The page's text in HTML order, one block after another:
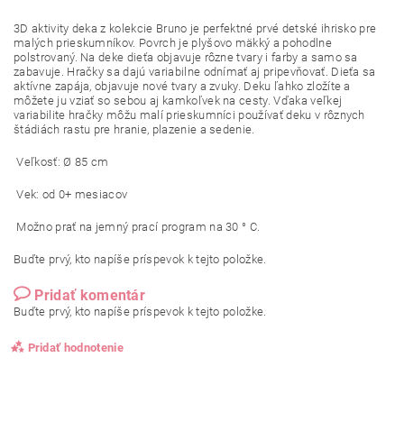
3D aktivity deka z kolekcie Bruno je perfektné prvé detské ihrisko pre
malých prieskumníkov. Povrch je plyšovo mäkký a pohodlne
polstrovaný. Na deke dieťa objavuje rôzne tvary i farby a samo sa
zabavuje. Hračky sa dajú variabilne odnímať aj pripevňovať. Dieťa sa
aktívne zapája, objavuje nové tvary a zvuky. Deku ľahko zložíte a
môžete ju vziať so sebou aj kamkoľvek na cesty. Vďaka veľkej
variabilite hračky môžu malí prieskumníci používať deku v rôznych
štádiách rastu pre hranie, plazenie a sedenie.
Veľkosť: Ø 85 cm
Vek: od 0+ mesiacov
Možno prať na jemný prací program na 30 ° C.
Buďte prvý, kto napíše príspevok k tejto položke.
Pridať komentár
Buďte prvý, kto napíše príspevok k tejto položke.
Pridať hodnotenie